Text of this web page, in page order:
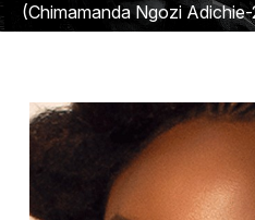
(Chimamanda Ngozi